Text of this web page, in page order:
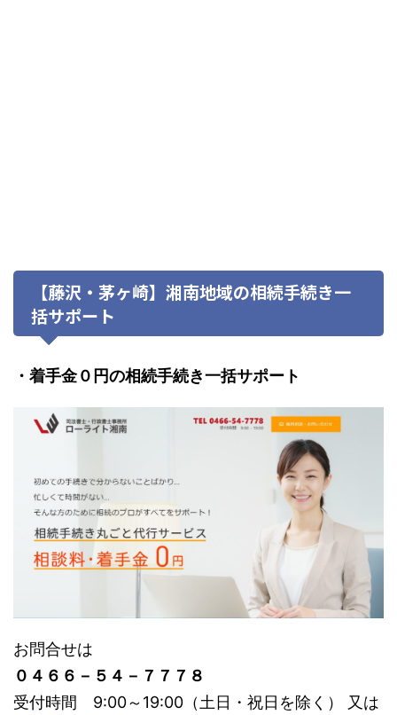
【藤沢・茅ヶ崎】湘南地域の相続手続き一
括サポート
・着手金０円の相続手続き一括サポート
お問合せは
０４６６－５４－７７７８
受付時間 9:00～19:00（土日・祝日を除く） 又は